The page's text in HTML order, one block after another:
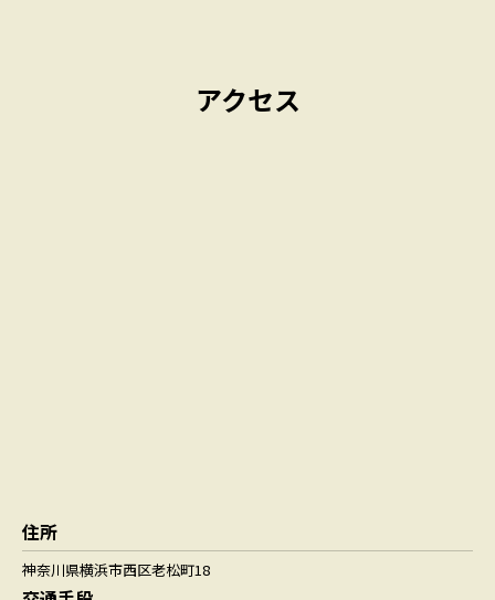
アクセス
住所
神奈川県横浜市西区老松町18